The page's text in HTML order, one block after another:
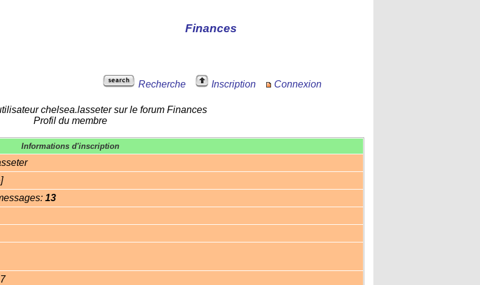
Finances
Recherche Inscription Connexion
chelsea.lasseter sur le forum Finances
Profil du membre
Informations d'inscription
]
13